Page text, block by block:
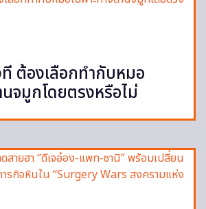
ต้องเลือกทำกับหมอ
นจมูกโดยตรงหรือไม่